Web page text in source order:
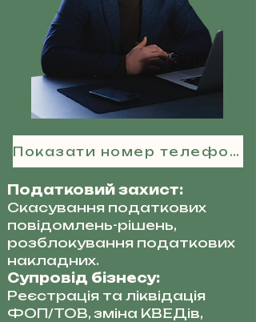
Показати номер телефону
Податковий захист:
Скасування податкових
повідомлень-рішень,
розблокування податкових
накладних.
Супровід бізнесу:
Реєстрація та ліквідація
ФОП/ТОВ, зміна КВЕДів,